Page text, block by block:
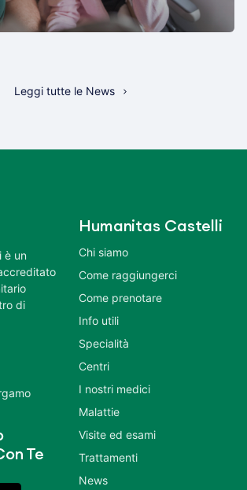
Leggi tutte le News
è un
di
Te
Humanitas Castelli
Chi siamo
Come raggiungerci
Come prenotare
Info utili
Specialità
Centri
I nostri medici
Malattie
Visite ed esami
Trattamenti
News